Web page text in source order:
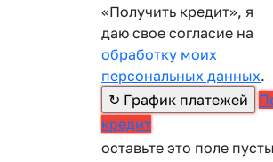
«Получить кредит», я
даю свое согласие на
обработку моих
персональных данных.
кредит
оставьте это поле